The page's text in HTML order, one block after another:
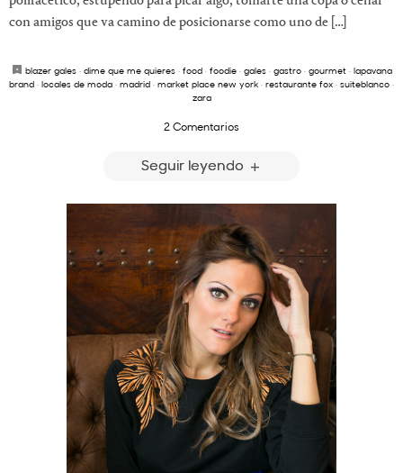
con amigos que va camino de posicionarse como uno de […]
blazer gales· dime que me quieres· food· foodie· gales· gastro· gourmet· lapavana
brand · locales de moda · madrid · market place new york · restaurante fox · suiteblanco ·
zara
2 Comentarios
Seguir leyendo